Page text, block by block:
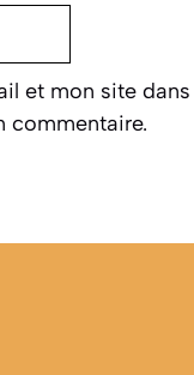
et mon site dans
commentaire.